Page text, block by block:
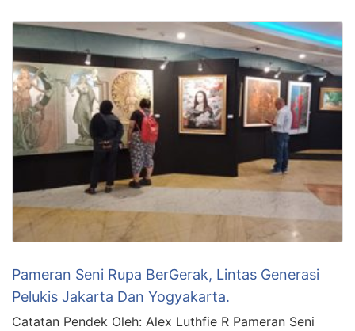
Pameran Seni Rupa BerGerak, Lintas Generasi
Pelukis Jakarta Dan Yogyakarta.
Catatan Pendek Oleh: Alex Luthfie R Pameran Seni